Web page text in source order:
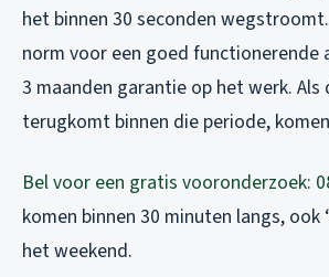
het binnen 30 seconden
norm voor een goed functionerende
3 maanden garantie op het werk.
terugkomt binnen die periode,
Bel voor een gratis vooronderzoek:
komen binnen 30 minuten langs, ook
het weekend.